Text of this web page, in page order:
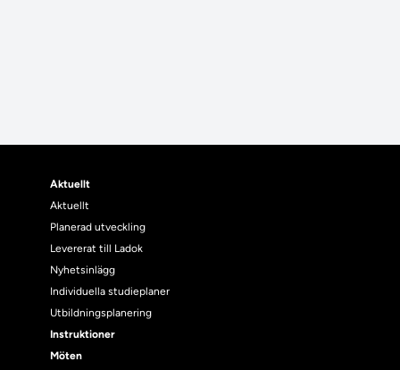
Aktuellt
Aktuellt
Planerad utveckling
Levererat till Ladok
Nyhetsinlägg
Individuella studieplaner
Utbildningsplanering
Instruktioner
Möten